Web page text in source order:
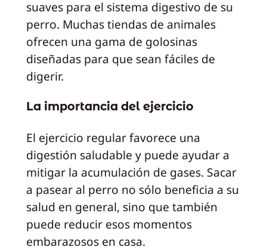
suaves para el sistema digestivo de su
perro. Muchas tiendas de animales
ofrecen una gama de golosinas
diseñadas para que sean fáciles de
digerir.
La importancia del ejercicio
El ejercicio regular favorece una
digestión saludable y puede ayudar a
mitigar la acumulación de gases. Sacar
a pasear al perro no sólo beneficia a su
salud en general, sino que también
puede reducir esos momentos
embarazosos en casa.